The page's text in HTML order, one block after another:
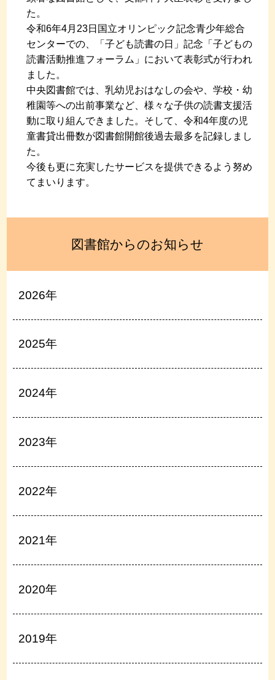
た。
令和6年4月23日国立オリンピック記念青少年総合
センターでの、
「子ども読書の日」記念「子どもの
読書活動推進フォーラム」において表彰式が行われ
ました。
中央図書館では、乳幼児おはなしの会や、学校・幼
稚園等への出前事業など、様々な子供の読書支援活
動に取り組んできました。そして、令和4年度の児
童書貸出冊数が図書館開館後過去最多を記録しまし
た。
今後も更に充実したサービスを提供できるよう努め
てまいります。
図書館からのお知らせ
2026年
2025年
2024年
2023年
2022年
2021年
2020年
2019年